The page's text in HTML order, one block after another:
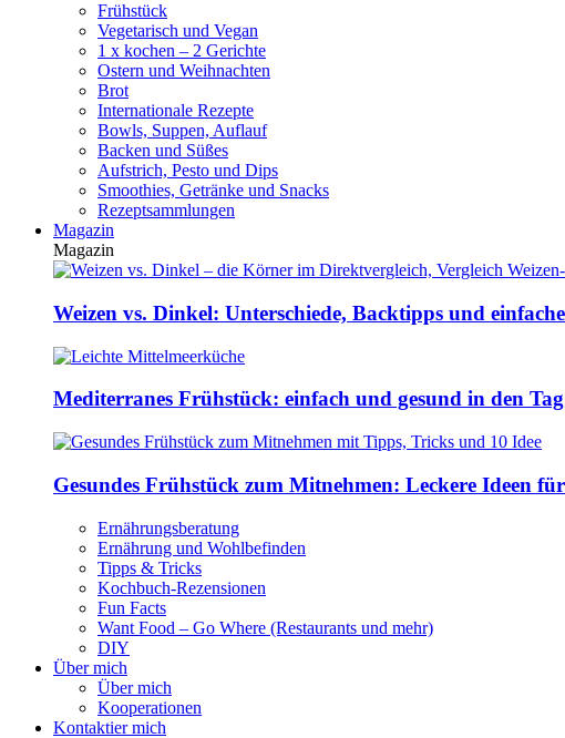
Frühstück
Vegetarisch und Vegan
1 x kochen – 2 Gerichte
Ostern und Weihnachten
Brot
Internationale Rezepte
Bowls, Suppen, Auflauf
Backen und Süßes
Aufstrich, Pesto und Dips
Smoothies, Getränke und Snacks
Rezeptsammlungen
Magazin
Magazin
Weizen vs. Dinkel: Unterschiede, Backtipps und
Mediterranes Frühstück: einfach und gesund in den
Gesundes Frühstück zum Mitnehmen: Leckere Ideen
Ernährungsberatung
Ernährung und Wohlbefinden
Tipps & Tricks
Kochbuch-Rezensionen
Fun Facts
Want Food – Go Where (Restaurants und mehr)
DIY
Über mich
Über mich
Kooperationen
Kontaktier mich